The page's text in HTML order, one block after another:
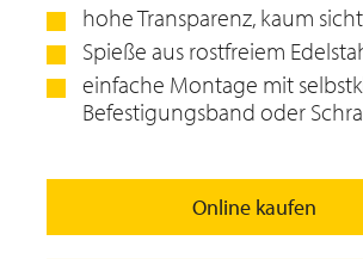
hohe Transparenz, kaum
Spieße aus rostfreiem
einfache Montage mit
Befestigungsband oder
Online kaufen